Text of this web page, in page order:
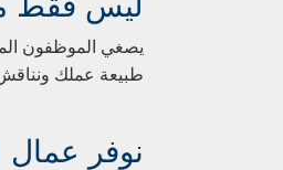
يصغي الموظفون
طبيعة عملك ونناقش
نوفر عمال